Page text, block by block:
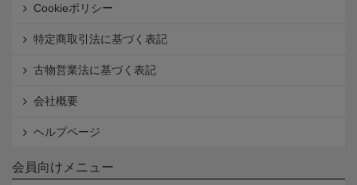
Cookieポリシー
特定商取引法に基づく表記
古物営業法に基づく表記
会社概要
ヘルプページ
会員向けメニュー